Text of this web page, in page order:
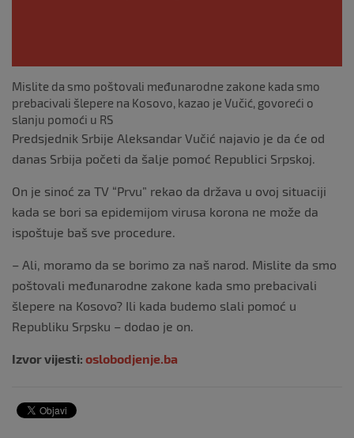
Mislite da smo poštovali međunarodne zakone kada smo
prebacivali šlepere na Kosovo, kazao je Vučić, govoreći o
slanju pomoći u RS
Predsjednik Srbije Aleksandar Vučić najavio je da će od
danas Srbija početi da šalje pomoć Republici Srpskoj.
On je sinoć za TV “Prvu” rekao da država u ovoj situaciji
kada se bori sa epidemijom virusa korona ne može da
ispoštuje baš sve procedure.
– Ali, moramo da se borimo za naš narod. Mislite da smo
poštovali međunarodne zakone kada smo prebacivali
šlepere na Kosovo? Ili kada budemo slali pomoć u
Republiku Srpsku – dodao je on.
Izvor vijesti: oslobodjenje.ba